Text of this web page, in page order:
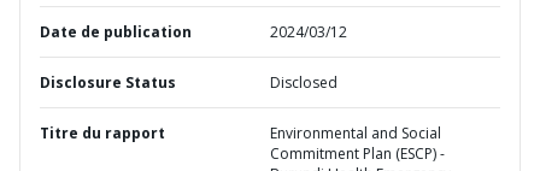
Date de publication 2024/03/12
Disclosure Status Disclosed
Titre du rapport
Environmental and Social
Commitment Plan (ESCP) -